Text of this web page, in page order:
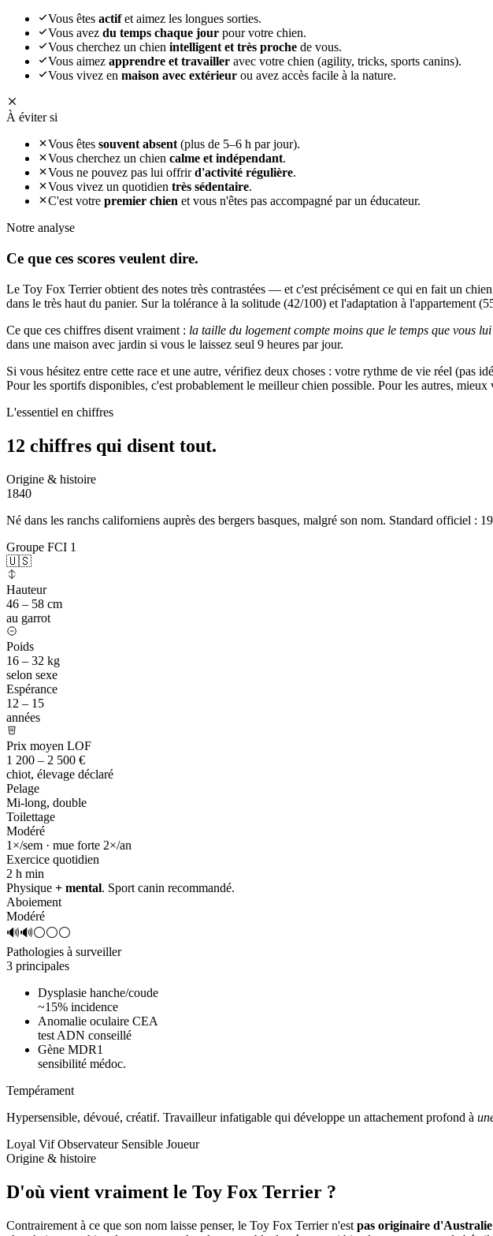
Vous êtes actifet aimez les longues sorties.
Vous avez du temps chaque jour pour votre chien.
Vous cherchez un chien intelligent et très proche de vous.
Vous aimez apprendre et travailler avec votre chien (agility, tricks, sports canins).
Vous vivez en maison avec extérieur ou avez accès facile à la nature.
À éviter si
Vous êtes souvent absent(plus de 5–6 h par jour).
Vous cherchez un chien calme et indépendant.
Vous ne pouvez pas lui offrird'activité régulière.
Vous vivez un quotidien très sédentaire.
C'est votre premier chien et vous n'êtes pas accompagné par un éducateur.
Notre analyse
Ce que ces scores veulent dire.
Le Toy Fox Terrier obtient des notes très contrastées — et c'est précisément ce qui en fait un chien
dans le très haut du panier. Sur la tolérance à la solitude (42/100) et l'adaptation à l'appartement
Ce que ces chiffres disent vraiment : la taille du logement compte moins que le temps que vous lui
dans une maison avec jardin si vous le laissez seul 9 heures par jour.
Si vous hésitez entre cette race et une autre, vérifiez deux choses : votre rythme de vie réel
Pour les sportifs disponibles, c'est probablement le meilleur chien possible. Pour les autres,
L'essentiel en chiffres
12 chiffres qui disent tout.
Origine & histoire
1840
Né dans les ranchs californiens auprès des bergers basques, malgré son nom. Standard officiel :
Groupe FCI 1
🇺🇸
Hauteur
46 – 58 cm
au garrot
Poids
16 – 32 kg
selon sexe
Espérance
12 – 15
années
Prix moyen LOF
1 200 – 2 500 €
chiot, élevage déclaré
Pelage
Mi-long, double
Toilettage
Modéré
1×/sem · mue forte 2×/an
Exercice quotidien
2 h min
Physique + mental. Sport canin recommandé.
Aboiement
Modéré
🔊🔊⚪⚪⚪
Pathologies à surveiller
3 principales
Dysplasie hanche/coude
~15% incidence
Anomalie oculaire CEA
test ADN conseillé
Gène MDR1
sensibilité médoc.
Tempérament
Hypersensible, dévoué, créatif. Travailleur infatigable qui développe un attachement profond à
Loyal Vif Observateur Sensible Joueur
Origine & histoire
D'où vient vraiment le Toy Fox Terrier ?
Contrairement à ce que son nom laisse penser, le Toy Fox Terrier n'est pas originaire d'Australie